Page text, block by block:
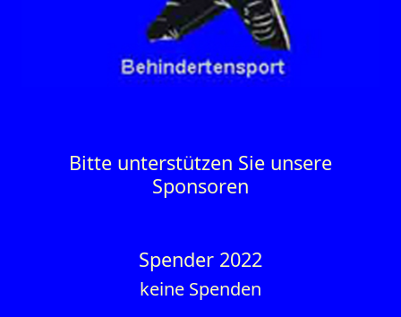
Bitte unterstützen Sie unsere
Sponsoren
Spender 2022
keine Spenden